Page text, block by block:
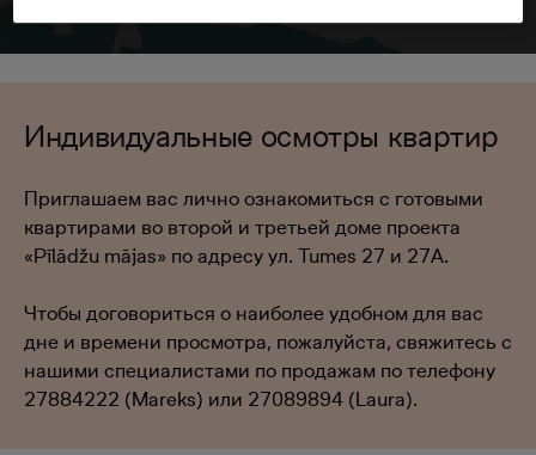
Индивидуальные осмотры квартир
Приглашаем вас лично ознакомиться с готовыми
квартирами во второй и третьей доме проекта
«Pīlādžu mājas» по адресу ул. Tumes 27 и 27A.
Чтобы договориться о наиболее удобном для вас
дне и времени просмотра, пожалуйста, свяжитесь с
нашими специалистами по продажам по телефону
27884222 (Mareks) или 27089894 (Laura).